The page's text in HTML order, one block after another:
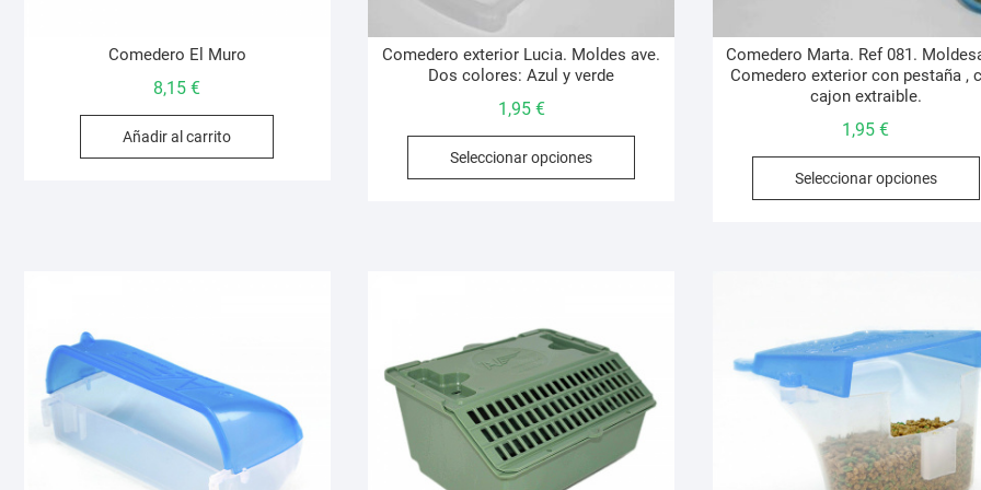
Comedero El Muro
8,15€
Añadir al carrito
Comedero exterior Lucia. Moldes ave.
Dos colores: Azul y verde
1,95 €
Seleccionar opciones
Este
elegir
en
la
Comedero Marta. Ref 081.
Comedero exterior con pestaña ,
cajon extraible.
1,95€
Seleccionar opciones